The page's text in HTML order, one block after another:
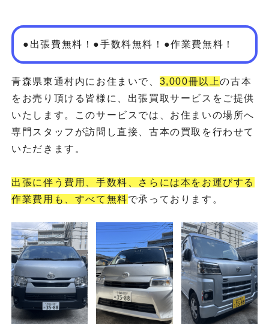
●出張費無料！●手数料無料！●作業費無料！
青森県東通村内にお住まいで、 3,000冊以上の古本
をお売り頂ける皆様に、出張買取サービスをご提供
いたします。このサービスでは、お住まいの場所へ
専門スタッフが訪問し直接、古本の買取を行わせて
いただきます。
出張に伴う費用、手数料、さらには本をお運びする
作業費用も、すべて無料で承っております。